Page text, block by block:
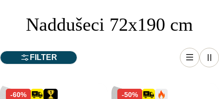
Naddušeci 72x190 cm
FILTER
-60% -50%